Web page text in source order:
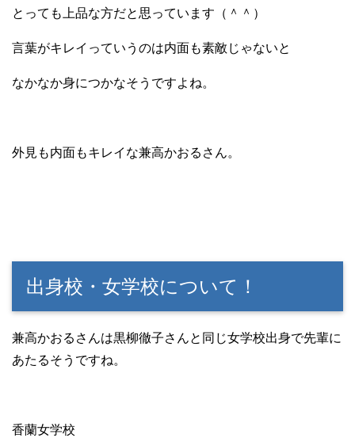
とっても上品な方だと思っています（＾＾）
言葉がキレイっていうのは内面も素敵じゃないと
なかなか身につかなそうですよね。
外見も内面もキレイな兼高かおるさん。
出身校・女学校について！
兼高かおるさんは黒柳徹子さんと同じ女学校出身で先輩に
あたるそうですね。
香蘭女学校